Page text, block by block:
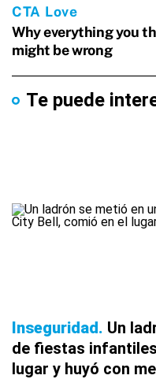
Te puede
Inseguridad Un
de fiestas
lugar y huyó con